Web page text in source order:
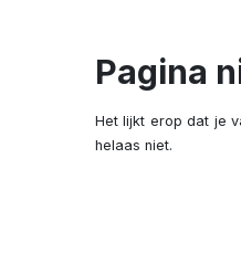
Pagina
Het lijkt erop dat je
helaas niet.